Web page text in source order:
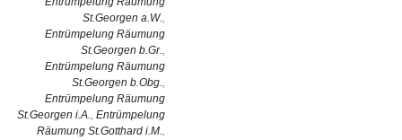
St.Georgen a.W.,
Entrümpelung Räumung
St.Georgen b.Gr.,
Entrümpelung Räumung
St.Georgen b.Obg.,
Entrümpelung Räumung
St.Georgen i.A., Entrümpelung
Räumung St.Gotthard i.M.,